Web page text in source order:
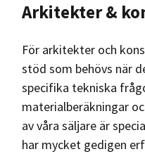
Arkitekter &
För arkitekter och
stöd som behövs när
specifika tekniska
materialberäkningar
av våra säljare är
har mycket gedigen